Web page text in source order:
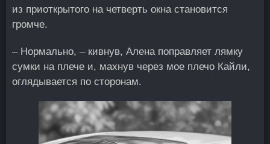
из приоткрытого на четверть окна становится
громче.
– Нормально, – кивнув, Алена поправляет лямку
сумки на плече и, махнув через мое плечо Кайли,
оглядывается по сторонам.